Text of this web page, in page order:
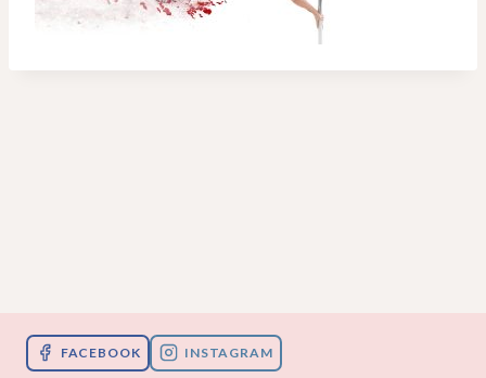
FACEBOOK INSTAGRAM